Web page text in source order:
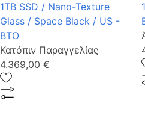
1TB SSD / Nano-Texture
Glass / Space Black / US -
BTO
Κατόπιν Παραγγελίας
4.369,00 €